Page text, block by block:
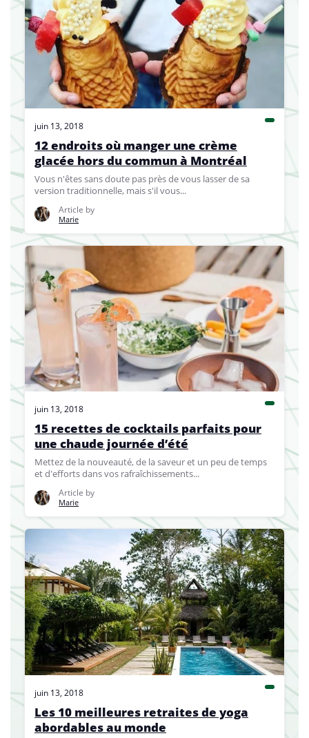
juin 13, 2018
12 endroits où manger une crème
glacée hors du commun à Montréal
Vous n'êtes sans doute pas près de vous lasser de sa
version traditionnelle, mais s'il vous...
Article by
Marie
juin 13, 2018
15 recettes de cocktails parfaits pour
une chaude journée d’été
Mettez de la nouveauté, de la saveur et un peu de temps
et d'efforts dans vos rafraîchissements...
Article by
Marie
juin 13, 2018
Les 10 meilleures retraites de yoga
abordables au monde